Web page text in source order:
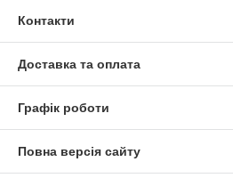
Контакти
Доставка та оплата
Графік роботи
Повна версія сайту